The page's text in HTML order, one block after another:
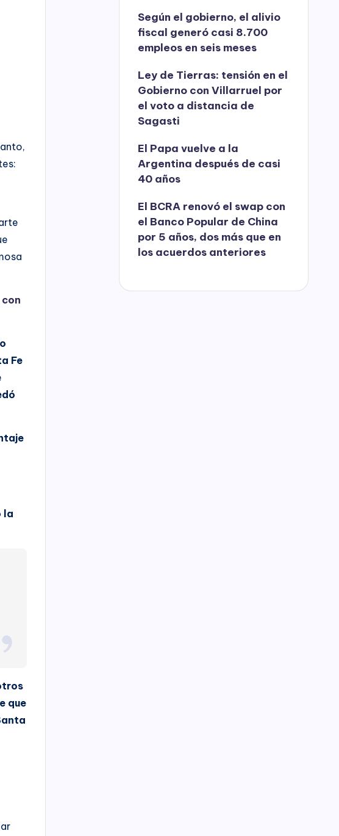
Fe
la
que
Según el gobierno, el alivio
fiscal generó casi 8.700
empleos en seis meses
Ley de Tierras: tensión en el
Gobierno con Villarruel por
el voto a distancia de
Sagasti
El Papa vuelve a la
Argentina después de casi
40 años
El BCRA renovó el swap con
el Banco Popular de China
por 5 años, dos más que en
los acuerdos anteriores